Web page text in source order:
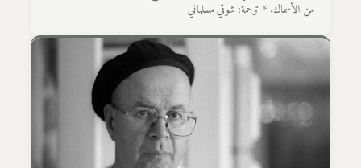
من الأسماك. * ترجمة: شوقي مسلماني